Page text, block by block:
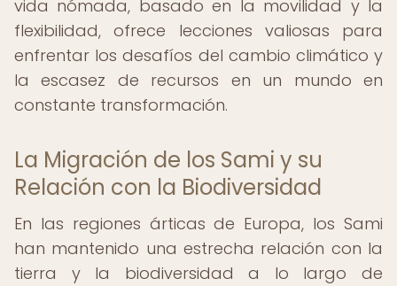
vida nómada, basado en la movilidad y la
flexibilidad, ofrece lecciones valiosas para
enfrentar los desafíos del cambio climático y
la escasez de recursos en un mundo en
constante transformación.
La Migración de los Sami y su
Relación con la Biodiversidad
En las regiones árticas de Europa, los Sami
han mantenido una estrecha relación con la
tierra y la biodiversidad a lo largo de